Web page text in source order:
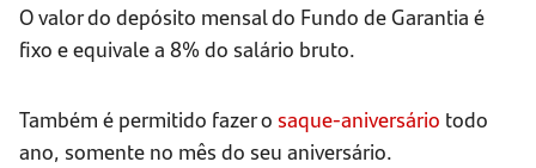
O valor do depósito mensal do Fundo de Garantia é
fixo e equivale a 8% do salário bruto.
Também é permitido fazer o saque-aniversário todo
ano, somente no mês do seu aniversário.